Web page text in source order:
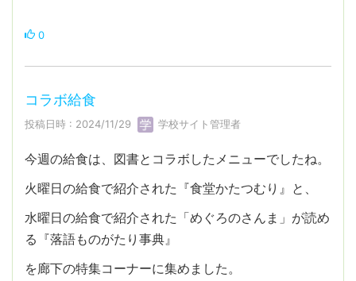
0
コラボ給食
投稿日時 : 2024/11/29 学校サイト管理者
今週の給食は、図書とコラボしたメニューでしたね。
火曜日の給食で紹介された『食堂かたつむり』と、
水曜日の給食で紹介された「めぐろのさんま」が読め
る『落語ものがたり事典』
を廊下の特集コーナーに集めました。